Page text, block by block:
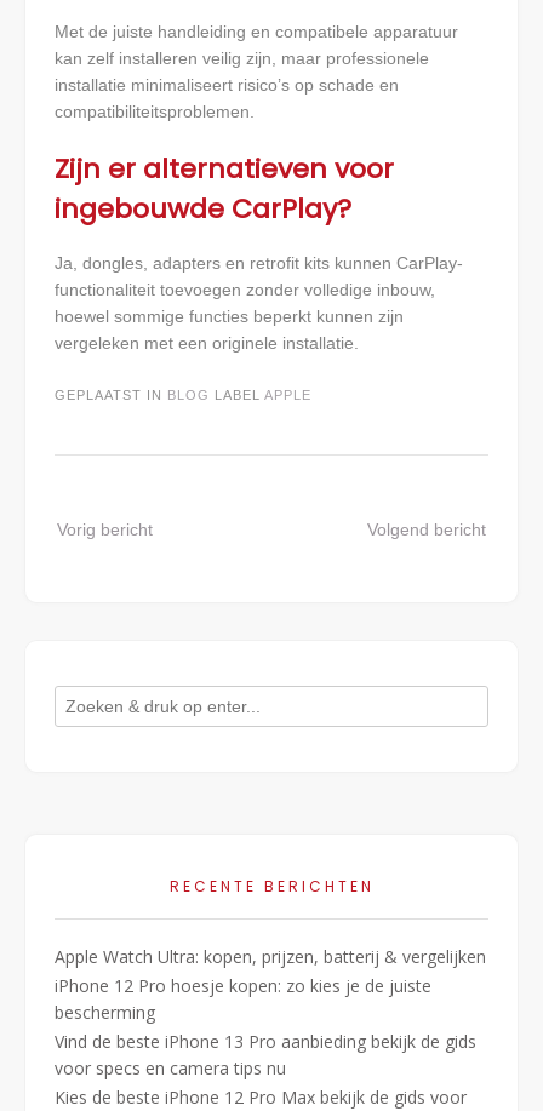
Met de juiste handleiding en compatibele apparatuur
kan zelf installeren veilig zijn, maar professionele
installatie minimaliseert risico’s op schade en
compatibiliteitsproblemen.
Zijn er alternatieven voor
ingebouwde CarPlay?
Ja, dongles, adapters en retrofit kits kunnen CarPlay-
functionaliteit toevoegen zonder volledige inbouw,
hoewel sommige functies beperkt kunnen zijn
vergeleken met een originele installatie.
GEPLAATST IN BLOG LABEL APPLE
navigatie
Vorig bericht Volgend bericht
RECENTE BERICHTEN
Apple Watch Ultra: kopen, prijzen, batterij & vergelijken
iPhone 12 Pro hoesje kopen: zo kies je de juiste
bescherming
Vind de beste iPhone 13 Pro aanbieding bekijk de gids
voor specs en camera tips nu
Kies de beste iPhone 12 Pro Max bekijk de gids voor